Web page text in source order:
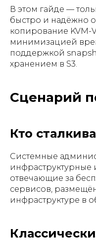
В этом гайде —
быстро и надёжно
копирование KVM-
минимизацией
поддержкой
хранением в S3.
Сценарий
Кто
Системные
инфраструктурные
отвечающие за
сервисов,
инфраструктуре в